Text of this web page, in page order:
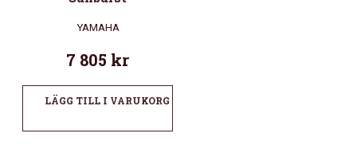
YAMAHA
7 805 kr
LÄGG TILL I VARUKORG